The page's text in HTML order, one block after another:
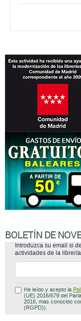
BOLETÍN DE
Introduzca su email si
actividades de la librería
He leído y acepto la
(UE) 2016/679 del
2016, mas conocido
(RGPD)).